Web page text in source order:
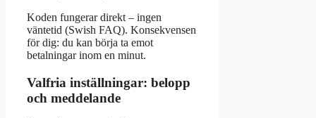
Koden fungerar direkt – ingen
väntetid (Swish FAQ). Konsekvensen
för dig: du kan börja ta emot
betalningar inom en minut.
Valfria inställningar: belopp
och meddelande